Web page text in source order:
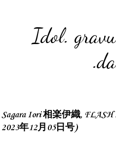
Idol.
Sagara Iori 相楽伊織, FLASH
2023年12月05日号)